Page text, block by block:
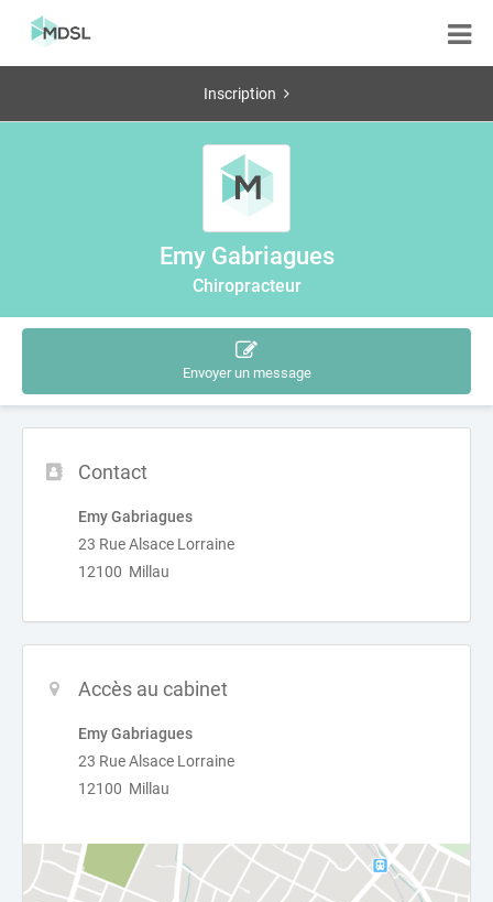
Inscription
Emy Gabriagues
Chiropracteur
Envoyer un message
Contact
Emy Gabriagues
23 Rue Alsace Lorraine
12100 Millau
Accès au cabinet
Emy Gabriagues
23 Rue Alsace Lorraine
12100 Millau